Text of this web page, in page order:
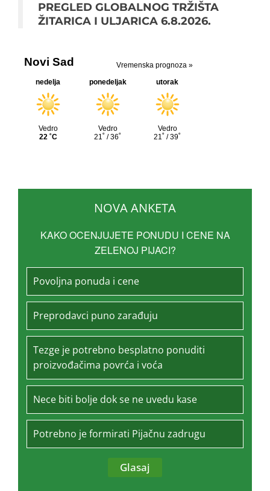
PREGLED GLOBALNOG TRŽIŠTA
ŽITARICA I ULJARICA 6.8.2026.
NOVA ANKETA
KAKO OCENJUJETE PONUDU I CENE NA
ZELENOJ PIJACI?
Povoljna ponuda i cene
Preprodavci puno zarađuju
Tezge je potrebno besplatno ponuditi
proizvođačima povrća i voća
Nece biti bolje dok se ne uvedu kase
Potrebno je formirati Pijačnu zadrugu